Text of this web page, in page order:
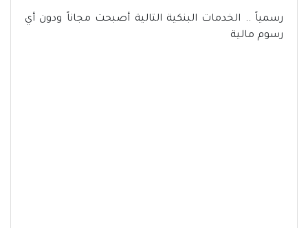
رسمياً .. الخدمات البنكية التالية أصبحت مجاناً ودون أي
رسوم مالية